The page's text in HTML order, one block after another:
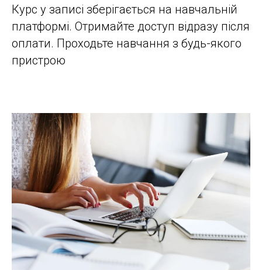
Курс у записі зберігається на навчальній
платформі. Отримайте доступ відразу після
оплати. Проходьте навчання з будь-якого
пристрою